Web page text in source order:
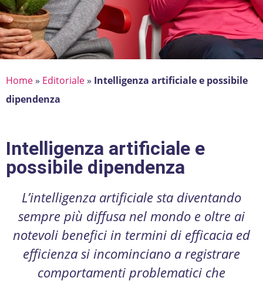
Home» Editoriale» Intelligenza artificiale e possibile
dipendenza
Intelligenza artificiale e
possibile dipendenza
L’intelligenza artificiale sta diventando
sempre più diffusa nel mondo e oltre ai
notevoli benefici in termini di efficacia ed
efficienza si incominciano a registrare
comportamenti problematici che